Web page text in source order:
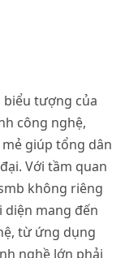
tượng của
công nghệ,
giúp tổng dân
Với tầm quan
không riêng
mang đến
từ ứng dụng
nghề lớn phải